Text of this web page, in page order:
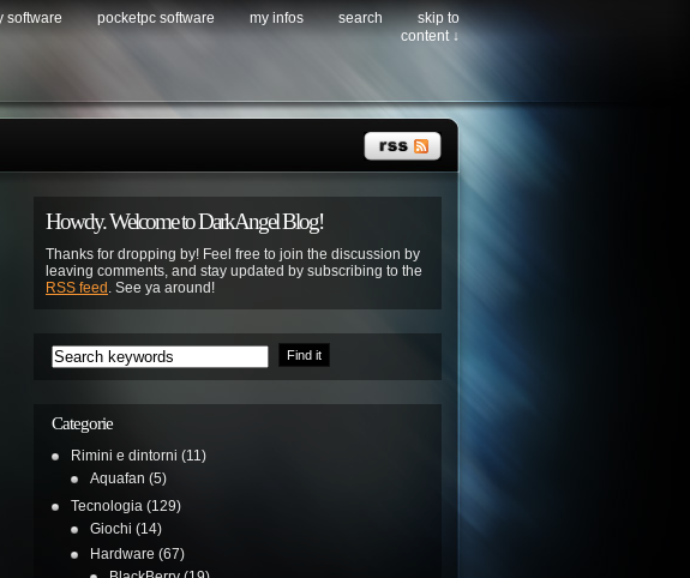
software pocketpc software my infos search
skip to
content ↓
Howdy. Welcome to DarkAngel Blog!
Thanks for dropping by! Feel free to join the discussion by
leaving comments, and stay updated by subscribing to the
RSS feed . See ya around!
Categorie
Rimini e dintorni (11)
Aquafan (5)
Tecnologia (129)
Giochi (14)
Hardware (67)